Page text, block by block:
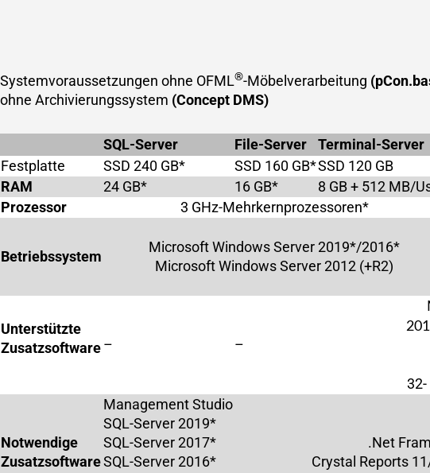
Systemvoraussetzungen ohne OFML®-Möbelverarbeitung
ohne Archivierungssystem (Concept DMS)
SQL-Server File-Server Terminal-Server
Festplatte
SSD 240 GB* SSD 160 GB*SSD 120 GB
RAM
24 GB* 16 GB* 8 GB + 512 MB/
Prozessor
3 GHz-Mehrkernprozessoren*
Betriebssystem
Microsoft Windows Server 2019*/2016*
Microsoft Windows Server 2012 (+R2)
Unterstützte
Zusatzsoftware– –
Notwendige
Zusatzsoftware
Management Studio
SQL-Server 2019*
SQL-Server 2017*
SQL-Server 2016*
.Net
Crystal Reports